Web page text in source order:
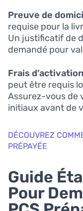
Preuve de
requise pour la
Un justificatif de
demandé pour
Frais
peut être requis
Assurez-vous de
initiaux avant de
DÉCOUVREZ
PRÉPAYÉE
Guide
Pour